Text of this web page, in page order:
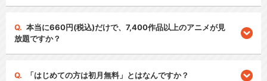
本当に660円(税込)だけで、7,400作品以上のアニメが見
放題ですか？
「はじめての方は初月無料」とはなんですか？